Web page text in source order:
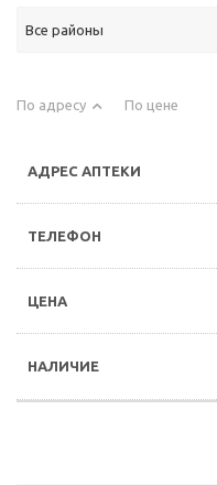
Все районы
По адресу По цене